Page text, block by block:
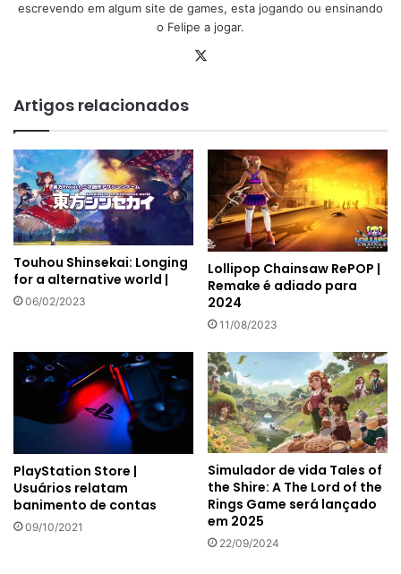
escrevendo em algum site de games, esta jogando ou ensinando
o Felipe a jogar.
Artigos relacionados
Touhou Shinsekai: Longing
for a alternative world |
06/02/2023
Lollipop Chainsaw RePOP |
Remake é adiado para
2024
11/08/2023
PlayStation Store |
Usuários relatam
banimento de contas
09/10/2021
Simulador de vida Tales of
the Shire: A The Lord of the
Rings Game será lançado
em 2025
22/09/2024